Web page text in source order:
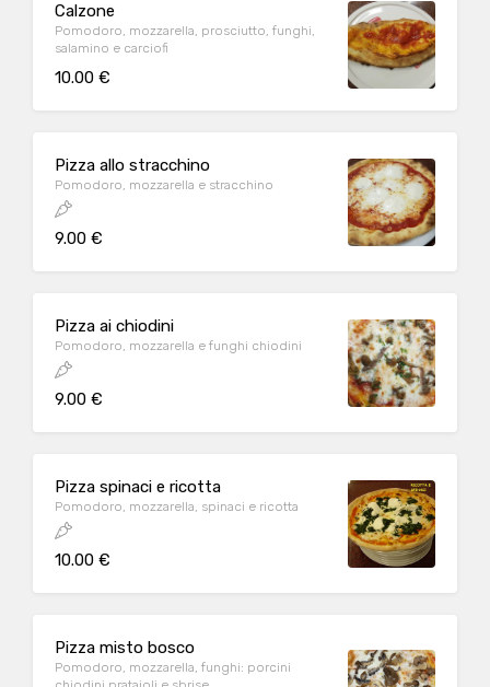
Calzone
Pomodoro, mozzarella, prosciutto, funghi,
salamino e carciofi
10.00 €
Pizza allo stracchino
Pomodoro, mozzarella e stracchino
9.00 €
Pizza ai chiodini
Pomodoro, mozzarella e funghi chiodini
9.00 €
Pizza spinaci e ricotta
Pomodoro, mozzarella, spinaci e ricotta
10.00 €
Pizza misto bosco
Pomodoro, mozzarella, funghi: porcini